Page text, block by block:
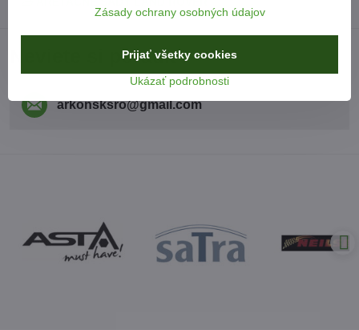
Neviete si poradiť?
arkonsksro​@gmail​.com
Zásady ochrany osobných údajov
Ukázať podrobnosti
Prijať všetky cookies